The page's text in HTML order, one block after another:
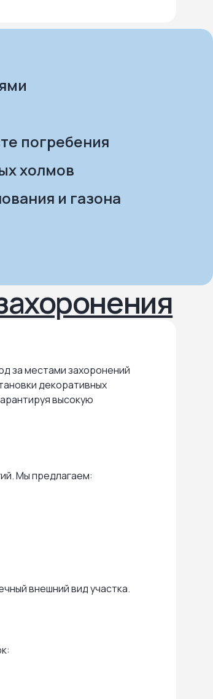
погребения
холмов
и газона
за местами захоронений
декоративных
высокую
Мы предлагаем:
внешний вид участка.